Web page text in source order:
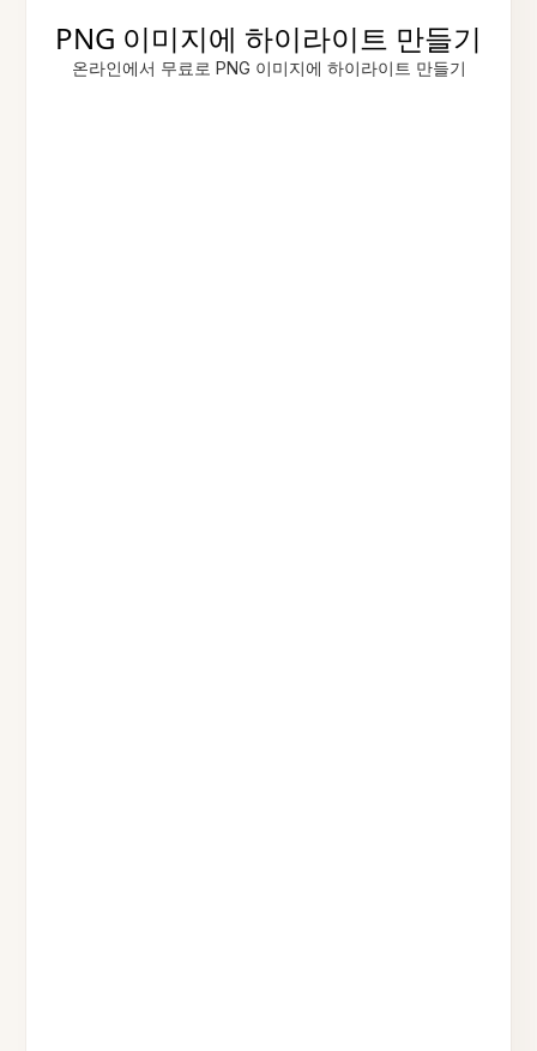
PNG 이미지에 하이라이트 만들기
온라인에서 무료로 PNG 이미지에 하이라이트 만들기